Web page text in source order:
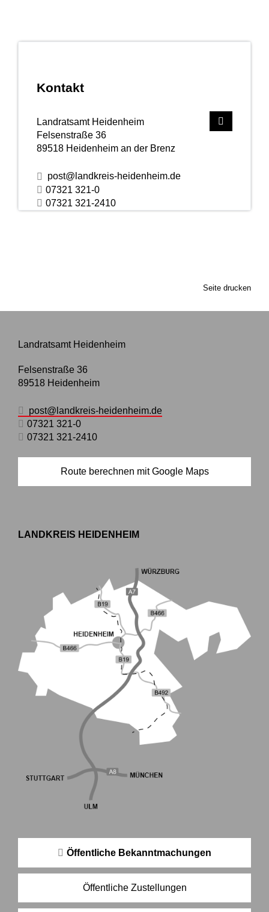
Kontakt
Landratsamt Heidenheim
Felsenstraße 36
89518 Heidenheim an der Brenz
post@landkreis-heidenheim.de
07321 321-0
07321 321-2410
Seite drucken
Landratsamt Heidenheim
Felsenstraße 36
89518 Heidenheim
post@landkreis-heidenheim.de
07321 321-0
07321 321-2410
Route berechnen mit Google Maps
LANDKREIS HEIDENHEIM
Öffentliche Bekanntmachungen
Öffentliche Zustellungen